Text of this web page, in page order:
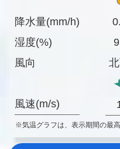
降水量(mm/h)
湿度(%)
風向
風速(m/s)
※気温グラフは、表示期間の最